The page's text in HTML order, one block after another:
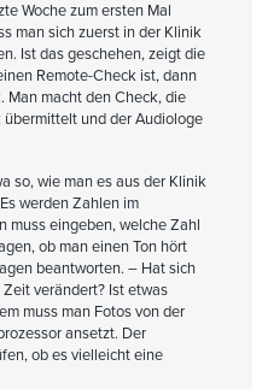
Woche zum ersten Mal
man sich zuerst in der Klinik
Ist das geschehen, zeigt die
Remote-Check ist, dann
Man macht den Check, die
und der Audiologe
so, wie man es aus der Klinik
werden Zahlen im
muss eingeben, welche Zahl
ob man einen Ton hört
beantworten. – Hat sich
verändert? Ist etwas
muss man Fotos von der
ansetzt. Der
ob es vielleicht eine